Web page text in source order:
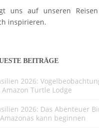
uns auf unseren
inspirieren.
BEITRÄGE
2026:
Amazon Turtle Lodge
2026: Das Abenteuer
kann beginnen